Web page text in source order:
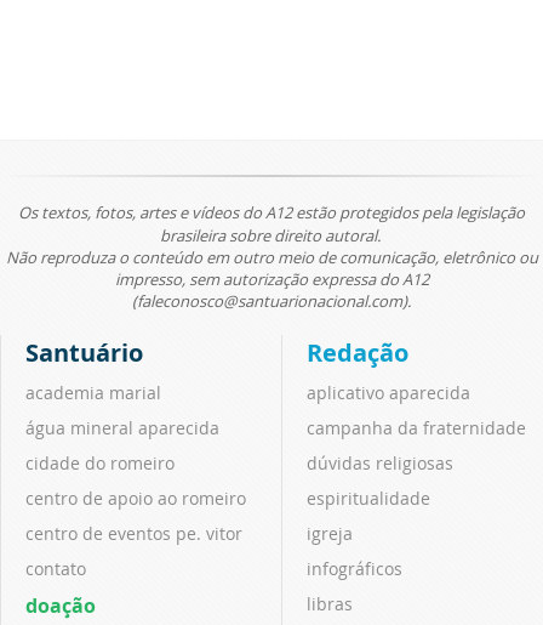
Os textos, fotos, artes e vídeos do A12 estão protegidos pela legislação
brasileira sobre direito autoral.
Não reproduza o conteúdo em outro meio de comunicação, eletrônico ou
impresso, sem autorização expressa do A12
(faleconosco@santuarionacional.com).
Santuário
academia marial
água mineral aparecida
cidade do romeiro
centro de apoio ao romeiro
centro de eventos pe. vitor
contato
doação
Redação
aplicativo aparecida
campanha da fraternidade
dúvidas religiosas
espiritualidade
igreja
infográficos
libras